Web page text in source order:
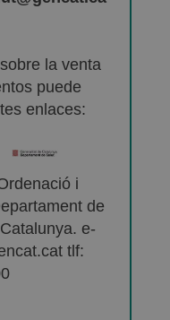
la venta
puede
enlaces:
i
de
e-
tlf: